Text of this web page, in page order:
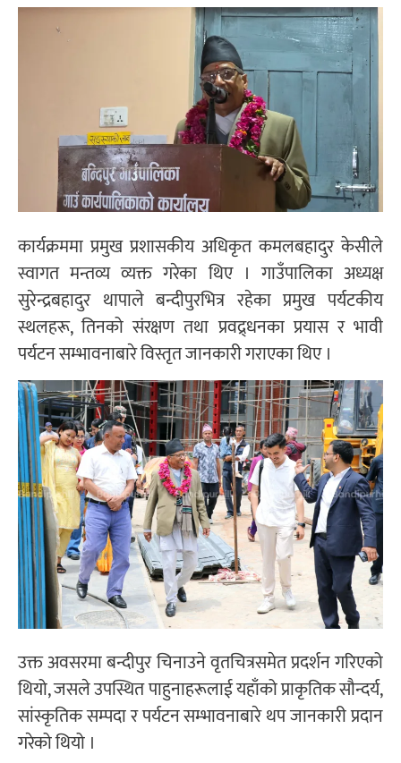
कार्यक्रममा प्रमुख प्रशासकीय अधिकृत कमलबहादुर केसीले
स्वागत मन्तव्य व्यक्त गरेका थिए । गाउँपालिका अध्यक्ष
सुरेन्द्रबहादुर थापाले बन्दीपुरभित्र रहेका प्रमुख पर्यटकीय
स्थलहरू, तिनको संरक्षण तथा प्रवद्र्धनका प्रयास र भावी
पर्यटन सम्भावनाबारे विस्तृत जानकारी गराएका थिए ।
उक्त अवसरमा बन्दीपुर चिनाउने वृतचित्रसमेत प्रदर्शन गरिएको
थियो, जसले उपस्थित पाहुनाहरूलाई यहाँको प्राकृतिक सौन्दर्य,
सांस्कृतिक सम्पदा र पर्यटन सम्भावनाबारे थप जानकारी प्रदान
गरेको थियो ।